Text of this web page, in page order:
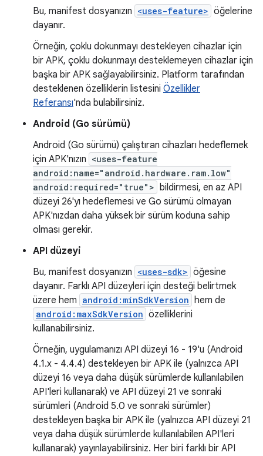
Bu, manifest dosyanızın <uses-feature> öğelerine
dayanır.
Örneğin, çoklu dokunmayı destekleyen cihazlar için
bir APK, çoklu dokunmayı desteklemeyen cihazlar için
başka bir APK sağlayabilirsiniz. Platform tarafından
desteklenen özelliklerin listesini Özellikler
Referansı'nda bulabilirsiniz.
Android (Go sürümü)
Android (Go sürümü) çalıştıran cihazları hedeflemek
için APK'nızın <uses-feature
android:name="android.hardware.ram.low"
android:required="true"> bildirmesi, en az API
düzeyi 26'yı hedeflemesi ve Go sürümü olmayan
APK'nızdan daha yüksek bir sürüm koduna sahip
olması gerekir.
API düzeyi
Bu, manifest dosyanızın <uses-sdk> öğesine
dayanır. Farklı API düzeyleri için desteği belirtmek
üzere hem android:minSdkVersion hem de
android:maxSdkVersion özelliklerini
kullanabilirsiniz.
Örneğin, uygulamanızı API düzeyi 16 - 19'u (Android
4.1.x - 4.4.4) destekleyen bir APK ile (yalnızca API
düzeyi 16 veya daha düşük sürümlerde kullanılabilen
API'leri kullanarak) ve API düzeyi 21 ve sonraki
sürümleri (Android 5.0 ve sonraki sürümler)
destekleyen başka bir APK ile (yalnızca API düzeyi 21
veya daha düşük sürümlerde kullanılabilen API'leri
kullanarak) yayınlayabilirsiniz. Her biri farklı bir API